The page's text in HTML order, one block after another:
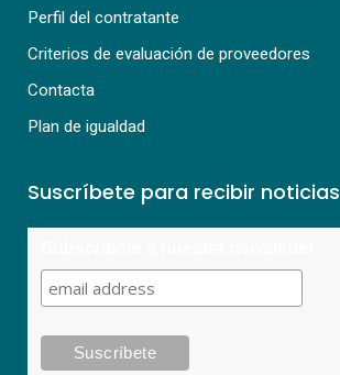
Perfil del contratante
Criterios de evaluación de proveedores
Contacta
Plan de igualdad
Suscríbete para recibir noticias